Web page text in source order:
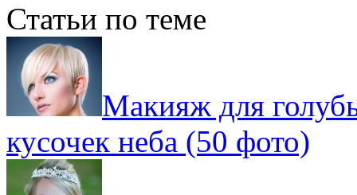
Статьи по теме
Макияж для
кусочек неба (50 фото)